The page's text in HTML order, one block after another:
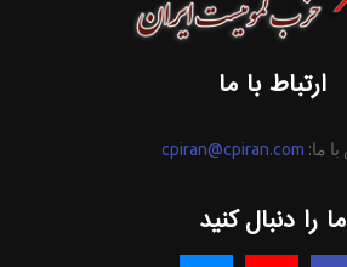
ارتباط با ما
ما: cpiran@cpiran.com
ما را دنبال کنید